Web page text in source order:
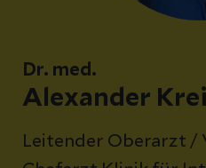
Dr. med.
Alexander
Leitender Oberarzt /